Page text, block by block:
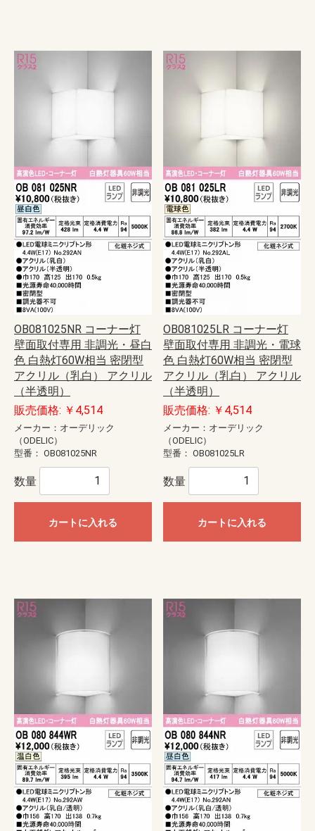
OB081025NR コーナー灯
壁面取付専用 非調光・昼白
色 白熱灯60W相当 密閉型
アクリル（乳白） アクリル
（半透明）
販売価格: ￥4,514
メーカー：オーデリック
（ODELIC）
型番： OB081025NR
数量
カートに入れる
OB081025LR コーナー灯
壁面取付専用 非調光・電球
色 白熱灯60W相当 密閉型
アクリル（乳白） アクリル
（半透明）
販売価格: ￥4,514
メーカー：オーデリック
（ODELIC）
型番： OB081025LR
数量
カートに入れる